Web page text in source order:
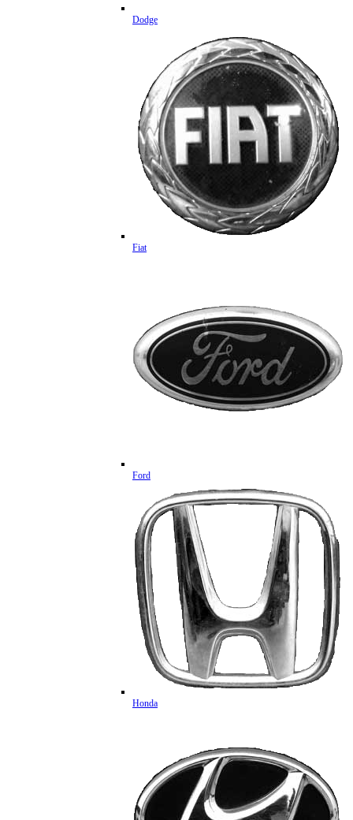
Dodge
Fiat
Ford
Honda